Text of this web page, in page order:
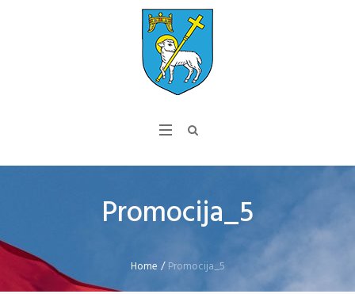
Promocija_5
Home /Promocija_5